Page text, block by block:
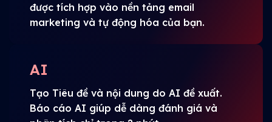
được tích hợp vào nền tảng email
marketing và tự động hóa của bạn.
AI
Tạo Tiêu đề và nội dung do AI đề xuất.
Báo cáo AI giúp dễ dàng đánh giá và